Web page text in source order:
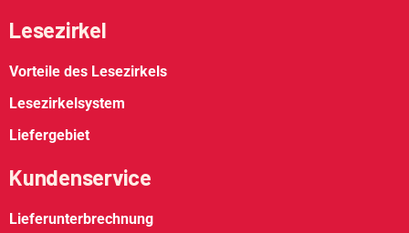
Lesezirkel
Vorteile des Lesezirkels
Lesezirkelsystem
Liefergebiet
Kundenservice
Lieferunterbrechnung